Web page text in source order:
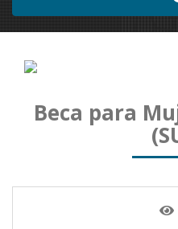
Beca para